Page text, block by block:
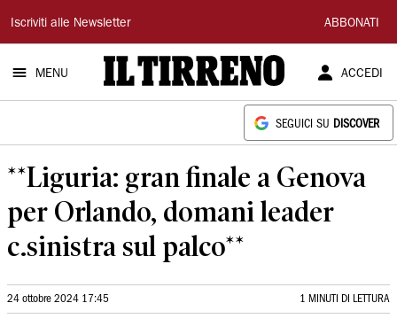
Il
Tirreno
Iscriviti alle Newsletter ABBONATI
MENU ACCEDI
SEGUICI SU DISCOVER
**Liguria: gran finale a Genova
per Orlando, domani leader
c.sinistra sul palco**
24 ottobre 2024 17:45 1 MINUTI DI LETTURA